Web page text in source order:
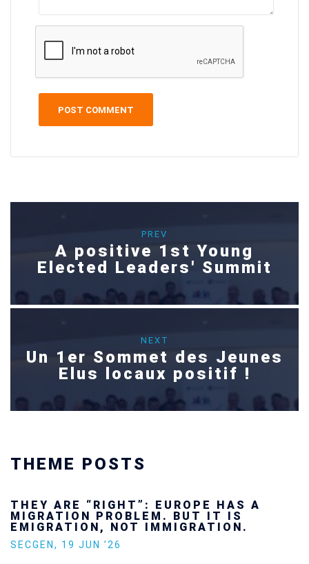
PREV
A positive 1st Young
Elected Leaders' Summit
NEXT
Un 1er Sommet des Jeunes
Elus locaux positif !
THEME POSTS
Ukraine’s youth are defending Europe’s
future — and we will not look away
SECGEN,24 FEB ’26